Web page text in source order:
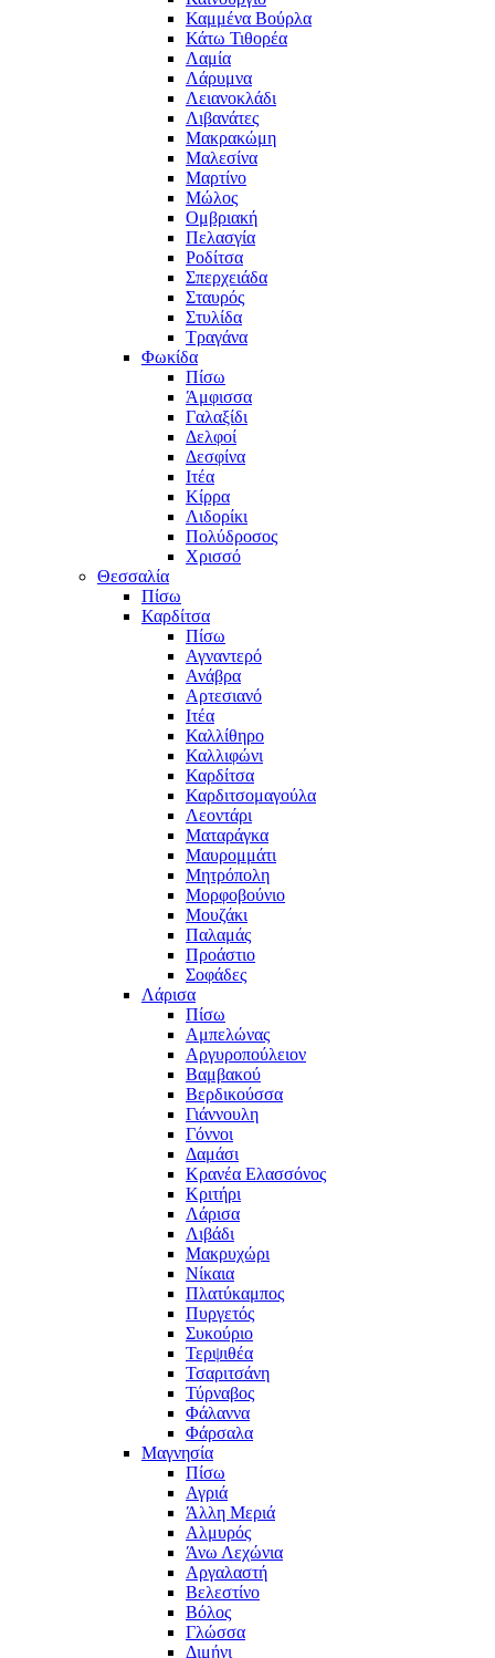
Καμμένα Βούρλα
Κάτω Τιθορέα
Λαμία
Λάρυμνα
Λειανοκλάδι
Λιβανάτες
Μακρακώμη
Μαλεσίνα
Μαρτίνο
Μώλος
Ομβριακή
Πελασγία
Ροδίτσα
Σπερχειάδα
Σταυρός
Στυλίδα
Τραγάνα
Φωκίδα
Πίσω
Άμφισσα
Γαλαξίδι
Δελφοί
Δεσφίνα
Ιτέα
Κίρρα
Λιδορίκι
Πολύδροσος
Χρισσό
Θεσσαλία
Πίσω
Καρδίτσα
Πίσω
Αγναντερό
Ανάβρα
Αρτεσιανό
Ιτέα
Καλλίθηρο
Καλλιφώνι
Καρδίτσα
Καρδιτσομαγούλα
Λεοντάρι
Ματαράγκα
Μαυρομμάτι
Μητρόπολη
Μορφοβούνιο
Μουζάκι
Παλαμάς
Προάστιο
Σοφάδες
Λάρισα
Πίσω
Αμπελώνας
Αργυροπούλειον
Βαμβακού
Βερδικούσσα
Γιάννουλη
Γόννοι
Δαμάσι
Κρανέα Ελασσόνος
Κριτήρι
Λάρισα
Λιβάδι
Μακρυχώρι
Νίκαια
Πλατύκαμπος
Πυργετός
Συκούριο
Τερψιθέα
Τσαριτσάνη
Τύρναβος
Φάλαννα
Φάρσαλα
Μαγνησία
Πίσω
Αγριά
Άλλη Μεριά
Αλμυρός
Άνω Λεχώνια
Αργαλαστή
Βελεστίνο
Βόλος
Γλώσσα
Διμήνι